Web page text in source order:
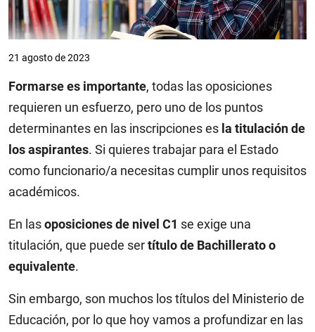
21 agosto de 2023
Formarse es importante, todas las oposiciones
requieren un esfuerzo, pero uno de los puntos
determinantes en las inscripciones es la titulación de
los aspirantes. Si quieres trabajar para el Estado
como funcionario/a necesitas cumplir unos requisitos
académicos.
En lasoposiciones de nivel C1 se exige una
titulación, que puede sertítulo de Bachillerato o
equivalente.
Sin embargo, son muchos los títulos del Ministerio de
Educación, por lo que hoy vamos a profundizar en las